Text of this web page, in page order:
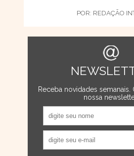
POR: REDAÇÃO
Receba novidades semanais.
nossa